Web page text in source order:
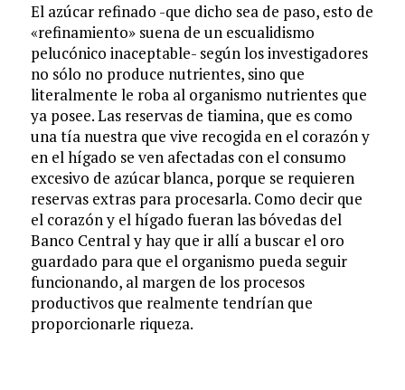
El azúcar refinado -que dicho sea de paso, esto de
«refinamiento» suena de un escualidismo
pelucónico inaceptable- según los investigadores
no sólo no produce nutrientes, sino que
literalmente le roba al organismo nutrientes que
ya posee. Las reservas de tiamina, que es como
una tía nuestra que vive recogida en el corazón y
en el hígado se ven afectadas con el consumo
excesivo de azúcar blanca, porque se requieren
reservas extras para procesarla. Como decir que
el corazón y el hígado fueran las bóvedas del
Banco Central y hay que ir allí a buscar el oro
guardado para que el organismo pueda seguir
funcionando, al margen de los procesos
productivos que realmente tendrían que
proporcionarle riqueza.